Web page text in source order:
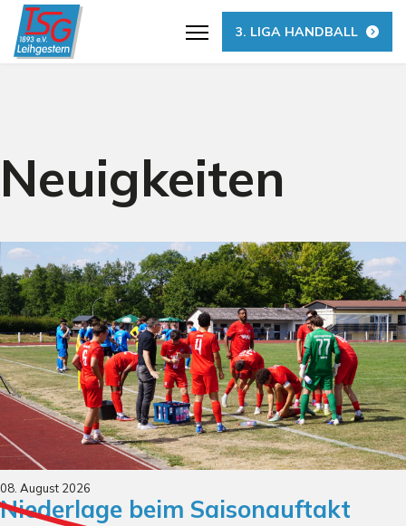
3. LIGA HANDBALL
Neuigkeiten
Niederlage beim Saisonauftakt
08. August 2026